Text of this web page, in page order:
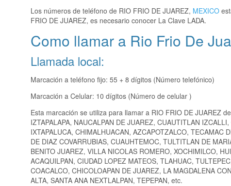
Los números de teléfono de RIO FRIO DE JUAREZ, MEXICO
FRIO DE JUAREZ, es necesario conocer La Clave LADA.
Como llamar a Rio Frio De
Llamada local:
Marcación a teléfono fijo: 55 + 8 dígitos (Número telefónico)
Marcación a Celular: 10 dígitos (Número de celular )
Esta marcación se utiliza para llamar a RIO FRIO DE JUAREZ
IZTAPALAPA, NAUCALPAN DE JUAREZ, CUAUTITLAN
IXTAPALUCA, CHIMALHUACAN, AZCAPOTZALCO, TECAMAC
DE DIAZ COVARRUBIAS, CUAUHTEMOC, TULTITLAN DE
BENITO JUAREZ, VILLA NICOLAS ROMERO, XOCHIMILCO,
ACAQUILPAN, CIUDAD LOPEZ MATEOS, TLAHUAC,
COACALCO, CHICOLOAPAN DE JUAREZ, LA MAGDALENA
ALTA, SANTA ANA NEXTLALPAN, TEPEPAN, etc.